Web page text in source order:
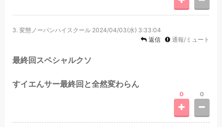
3. 変態ノーパンハイスクール 2024/04/03(水) 3:33:04
返信
通報/ミュート
最終回スペシャルクソ
すイエんサー最終回と全然変わらん
0 0